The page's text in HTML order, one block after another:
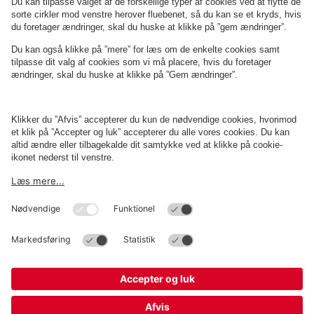
OmQ-Park
Erhverv
Betingelser og politikker
Cookieindstillinger
Operations Denmark A/S